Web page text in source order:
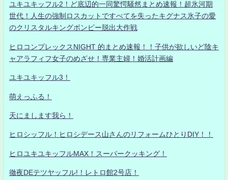
ユキユキッフル2！ど底辺的一同驚愕騒然まとめ速報！超氷河期
世代！人生の強制ロスカットですべてを失ったキグナス氷子の愛
のクリスタルキングボンビー脱出大作戦
ヒロコンプレックスNIGHT 的まとめ速報！！子供が欲しいど陰キ
ャアラフィフ女子のめざせ！専業主婦！婚活計画編
ユキユキッフル3！
萌えっふる！
天にまします我ら！
ヒロシッフル！ヒロシデース山さんのリフォームひとりDIY！！
ヒロユキユキッフルMAX！スーパークッキング！
徹夜DEテツヤッフル!！レトロ館2号店！